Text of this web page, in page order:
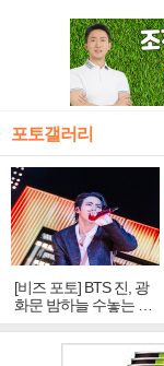
포토갤러리
[비즈 포토] BTS 진, 광
화문 밤하늘 수놓는 '비
주얼 킹'의 열창